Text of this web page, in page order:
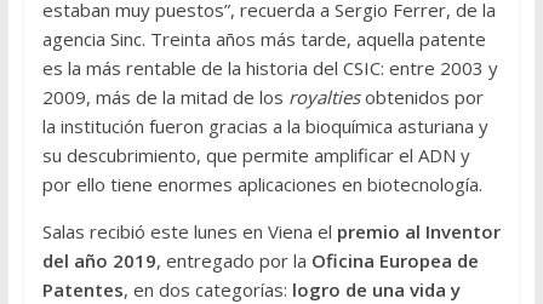
estaban muy puestos”, recuerda a Sergio Ferrer, de la
agencia Sinc. Treinta años más tarde, aquella patente
es la más rentable de la historia del CSIC: entre 2003 y
2009, más de la mitad de los royaltiesobtenidos por
la institución fueron gracias a la bioquímica asturiana y
su descubrimiento, que permite amplificar el ADN y
por ello tiene enormes aplicaciones en biotecnología.
Salas recibió este lunes en Viena el premio al Inventor
del año 2019, entregado por la Oficina Europea de
Patentes, en dos categorías: logro de una vida y